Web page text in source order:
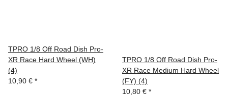
TPRO 1/8 Off Road Dish Pro-
XR Race Hard Wheel (WH)
(4)
10,90 € *
TPRO 1/8 Off Road Dish Pro-
XR Race Medium Hard Wheel
(FY) (4)
10,80 € *